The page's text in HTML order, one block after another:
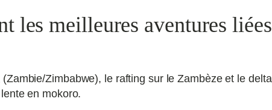
les meilleures aventures
Zimbabwe), le rafting sur le Zambèze et le
en mokoro.